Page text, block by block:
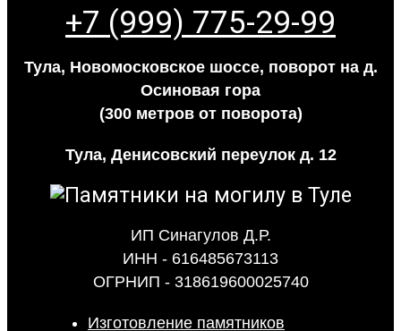
+7 (999) 775-29-99
Тула, Новомосковское шоссе, поворот на д.
Осиновая гора
(300 метров от поворота)
Тула, Денисовский переулок д. 12
ИП Синагулов Д.Р.
ИНН - 616485673113
ОГРНИП - 318619600025740
Изготовление памятников